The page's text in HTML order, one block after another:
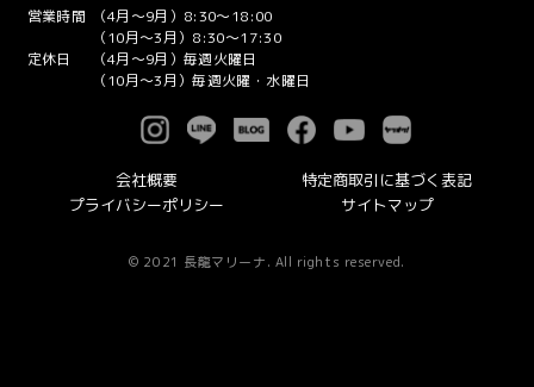
営業時間
（4月～9月）8:30～18:00
（10月～3月）8:30～17:30
定休日
（4月～9月）毎週火曜日
（10月～3月）毎週火曜・水曜日
会社概要
特定商取引に基づく表記
プライバシーポリシー
サイトマップ
© 2021 長龍マリーナ. All rights reserved.